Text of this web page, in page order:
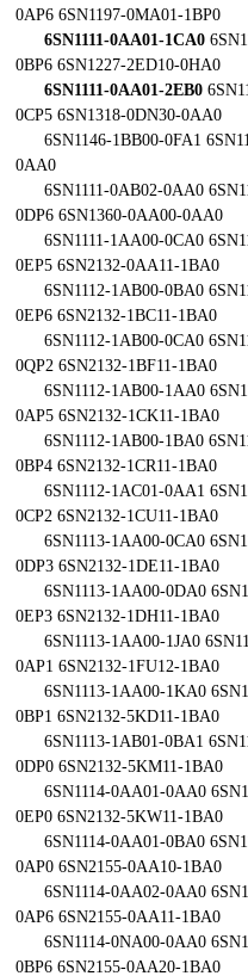
0AP6 6SN1197-0MA01-1BP0
6SN1111-0AA01-1CA0
0BP6 6SN1227-2ED10-0HA0
6SN1111-0AA01-2EB0
0CP5 6SN1318-0DN30-0AA0
6SN1146-1BB00-0FA1
0AA0
6SN1111-0AB02-0AA0
0DP6 6SN1360-0AA00-0AA0
6SN1111-1AA00-0CA0
0EP5 6SN2132-0AA11-1BA0
6SN1112-1AB00-0BA0
0EP6 6SN2132-1BC11-1BA0
6SN1112-1AB00-0CA0
0QP2 6SN2132-1BF11-1BA0
6SN1112-1AB00-1AA0
0AP5 6SN2132-1CK11-1BA0
6SN1112-1AB00-1BA0
0BP4 6SN2132-1CR11-1BA0
6SN1112-1AC01-0AA1
0CP2 6SN2132-1CU11-1BA0
6SN1113-1AA00-0CA0
0DP3 6SN2132-1DE11-1BA0
6SN1113-1AA00-0DA0
0EP3 6SN2132-1DH11-1BA0
6SN1113-1AA00-1JA0
0AP1 6SN2132-1FU12-1BA0
6SN1113-1AA00-1KA0
0BP1 6SN2132-5KD11-1BA0
6SN1113-1AB01-0BA1
0DP0 6SN2132-5KM11-1BA0
6SN1114-0AA01-0AA0
0EP0 6SN2132-5KW11-1BA0
6SN1114-0AA01-0BA0
0AP0 6SN2155-0AA10-1BA0
6SN1114-0AA02-0AA0
0AP6 6SN2155-0AA11-1BA0
6SN1114-0NA00-0AA0
0BP6 6SN2155-0AA20-1BA0